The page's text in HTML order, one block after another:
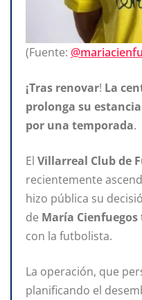
(Fuente: @mariacienfu
¡Tras renovar! La
prolonga su
por una temporada.
El Villarreal Club de
recientemente
hizo pública su
de María Cienfuegos
con la futbolista.
La operación, que
planificando el